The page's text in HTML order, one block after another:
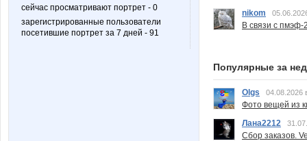
сейчас просматривают портрет - 0
зарегистрированные пользователи
посетившие портрет за 7 дней - 91
nikom
В связи с пмэф-
Популярные за
Olgs 04.08.2026
Фото вещей из
Лана2212
Сбор заказов.